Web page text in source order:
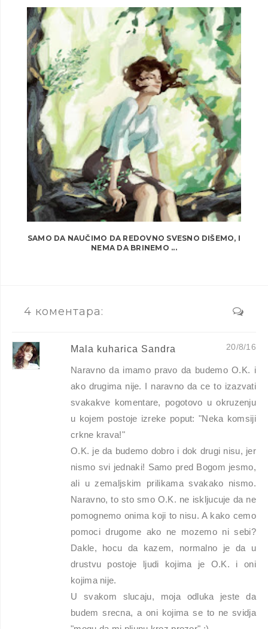
SAMO DA NAUČIMO DA REDOVNO SVESNO DIŠEMO, I
NEMA DA BRINEMO ...
4 коментара:
Mala kuharica Sandra 20/8/16
Naravno da imamo pravo da budemo O.K. i
ako drugima nije. I naravno da ce to izazvati
svakakve komentare, pogotovo u okruzenju
u kojem postoje izreke poput: "Neka komsiji
crkne krava!"
O.K. je da budemo dobro i dok drugi nisu, jer
nismo svi jednaki! Samo pred Bogom jesmo,
ali u zemaljskim prilikama svakako nismo.
Naravno, to sto smo O.K. ne iskljucuje da ne
pomognemo onima koji to nisu. A kako cemo
pomoci drugome ako ne mozemo ni sebi?
Dakle, hocu da kazem, normalno je da u
drustvu postoje ljudi kojima je O.K. i oni
kojima nije.
U svakom slucaju, moja odluka jeste da
budem srecna, a oni kojima se to ne svidja